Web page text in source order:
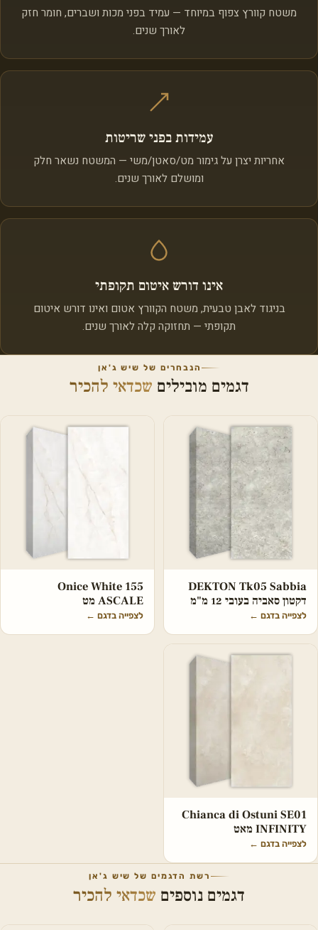
משטח קוורץ צפוף במיוחד — עמיד בפני מכות ושברים, חומר חזק
לאורך שנים.
עמידות בפני שריטות
אחריות יצרן על גימור מט/סאטן/משי — המשטח נשאר חלק
ומושלם לאורך שנים.
אינו דורש איטום תקופתי
בניגוד לאבן טבעית, משטח הקוורץ אטום ואינו דורש איטום
תקופתי — תחזוקה קלה לאורך שנים.
הנבחרים של שיש ג'אן
דגמים מובילים שכדאי להכיר
DEKTON Tk05 Sabbia
דקטון סאביה בעובי 12 מ"מ
לצפייה בדגם ←
Onice White 155
ASCALE מט
לצפייה בדגם ←
Chianca di Ostuni SE01
INFINITY מאט
לצפייה בדגם ←
רשת הדגמים של שיש ג'אן
דגמים נוספים שכדאי להכיר